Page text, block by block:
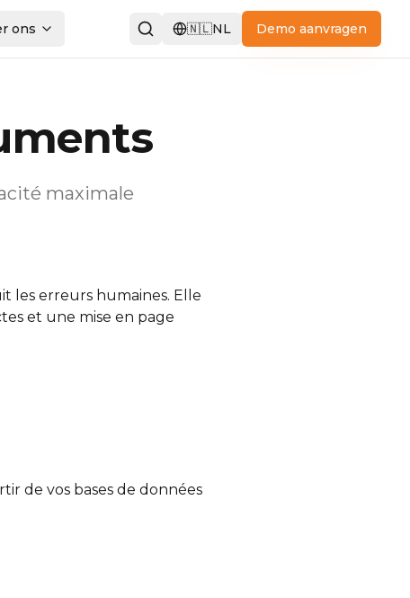
ons 🇳🇱NL Demo aanvragen
maximale
les erreurs humaines. Elle
et une mise en page
de vos bases de données